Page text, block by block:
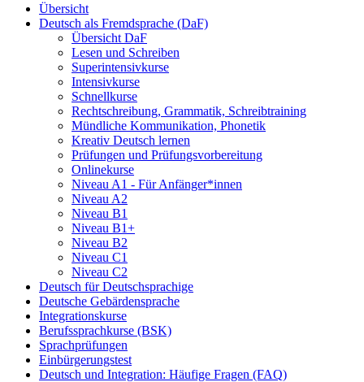
Übersicht
Deutsch als Fremdsprache (DaF)
Übersicht DaF
Lesen und Schreiben
Superintensivkurse
Intensivkurse
Schnellkurse
Rechtschreibung, Grammatik, Schreibtraining
Mündliche Kommunikation, Phonetik
Kreativ Deutsch lernen
Prüfungen und Prüfungsvorbereitung
Onlinekurse
Niveau A1 - Für Anfänger*innen
Niveau A2
Niveau B1
Niveau B1+
Niveau B2
Niveau C1
Niveau C2
Deutsch für Deutschsprachige
Deutsche Gebärdensprache
Integrationskurse
Berufssprachkurse (BSK)
Sprachprüfungen
Einbürgerungstest
Deutsch und Integration: Häufige Fragen (FAQ)